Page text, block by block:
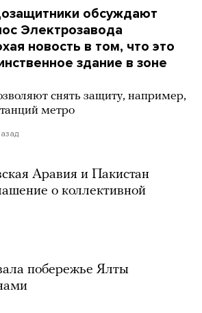
обсуждают
Электрозавода
новость в том, что это
здание в зоне
снять защиту, например,
метро
Аравия и Пакистан
о коллективной
побережье Ялты